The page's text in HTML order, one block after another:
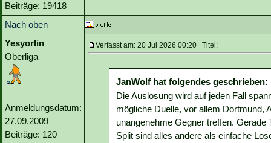
Beiträge: 19418
Nach oben
Yesyorlin
Oberliga
Anmeldungsdatum:
27.09.2009
Beiträge: 120
Verfasst am: 20 Jul 2026 00:20 Titel:
JanWolf hat folgendes geschrieben:
Die Auslosung wird auf jeden Fall
mögliche Duelle, vor allem Dortmund,
unangenehme Gegner treffen.
Split sind alles andere als einfache